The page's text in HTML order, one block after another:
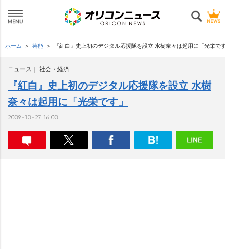
ホーム 芸能 『紅白』史上初のデジタル応援隊を設立 水樹奈々は起用に「光栄で
ニュース 社会・経済
『紅白』史上初のデジタル応援隊を設立 水樹
奈々は起用に「光栄です」
2009-10-27 16:00